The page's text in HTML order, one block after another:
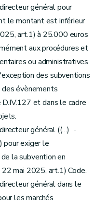
général pour
le montant est inférieur
art.1) à 25.000 euros
aux procédures et
ou administratives
des subventions
évènements
et dans le cadre
général ((…) -
pour exiger le
la subvention en
mai 2025, art.1) Code.
général dans le
les marchés